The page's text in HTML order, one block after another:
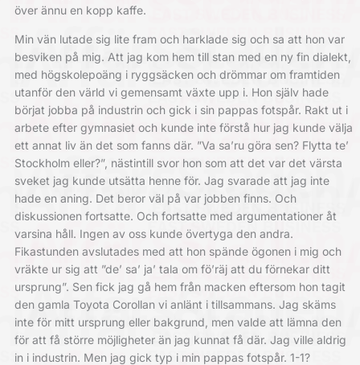
över ännu en kopp kaffe.
Min vän lutade sig lite fram och harklade sig och sa att hon var
besviken på mig. Att jag kom hem till stan med en ny fin dialekt,
med högskolepoäng i ryggsäcken och drömmar om framtiden
utanför den värld vi gemensamt växte upp i. Hon själv hade
börjat jobba på industrin och gick i sin pappas fotspår. Rakt ut i
arbete efter gymnasiet och kunde inte förstå hur jag kunde välja
ett annat liv än det som fanns där. ”Va sa’ru göra sen? Flytta te’
Stockholm eller?”, nästintill svor hon som att det var det värsta
sveket jag kunde utsätta henne för. Jag svarade att jag inte
hade en aning. Det beror väl på var jobben finns. Och
diskussionen fortsatte. Och fortsatte med argumentationer åt
varsina håll. Ingen av oss kunde övertyga den andra.
Fikastunden avslutades med att hon spände ögonen i mig och
vräkte ur sig att ”de’ sa’ ja’ tala om fö’räj att du förnekar ditt
ursprung”. Sen fick jag gå hem från macken eftersom hon tagit
den gamla Toyota Corollan vi anlänt i tillsammans. Jag skäms
inte för mitt ursprung eller bakgrund, men valde att lämna den
för att få större möjligheter än jag kunnat få där. Jag ville aldrig
in i industrin. Men jag gick typ i min pappas fotspår. 1-1?